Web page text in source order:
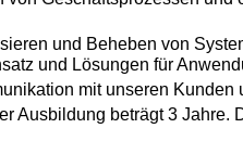
und Beheben von
und Lösungen für
mit unseren Kunden
Ausbildung beträgt 3 Jahre.